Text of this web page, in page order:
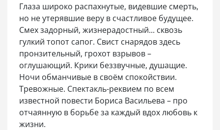
Глаза широко распахнутые, видевшие смерть,
но не утерявшие веру в счастливое будущее.
Смех задорный, жизнерадостный... сквозь
гулкий топот сапог. Свист снарядов здесь
пронзительный, грохот взрывов –
оглушающий. Крики беззвучные, душащие.
Ночи обманчивые в своём спокойствии.
Тревожные. Спектакль-реквием по всем
известной повести Бориса Васильева – про
отчаянную в борьбе за каждый вдох любовь к
жизни.